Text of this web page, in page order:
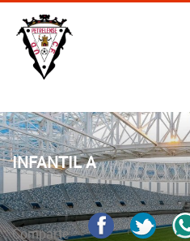
INFANTIL A
Comparte